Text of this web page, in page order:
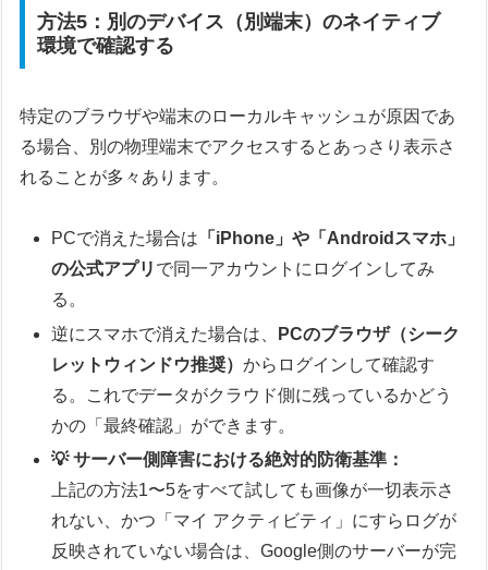
方法5：別のデバイス（別端末）のネイティブ
環境で確認する
特定のブラウザや端末のローカルキャッシュが原因であ
る場合、別の物理端末でアクセスするとあっさり表示さ
れることが多々あります。
PCで消えた場合は 「iPhone」や「Androidスマホ」
の公式アプリ で同一アカウントにログインしてみ
る。
逆にスマホで消えた場合は、
PCのブラウザ（シーク
レットウィンドウ推奨）からログインして確認す
る。これでデータがクラウド側に残っているかどう
かの「最終確認」ができます。
💡 サーバー側障害における絶対的防衛基準：
上記の方法1〜5をすべて試しても画像が一切表示さ
れない、かつ「マイ アクティビティ」にすらログが
反映されていない場合は、Google側のサーバーが完